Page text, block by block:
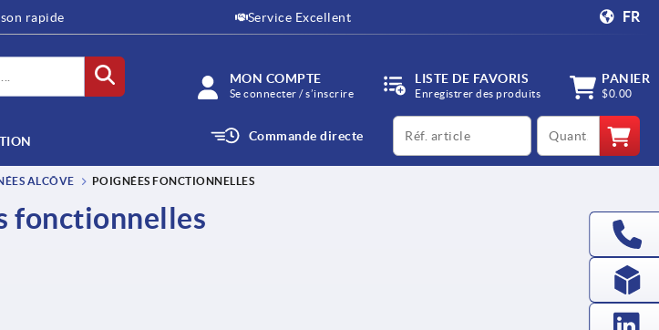
rapide Service Excellent FR
MON COMPTE
Se connecter / s’inscrire
LISTE DE FAVORIS
Enregistrer des produits
PANIER
$0.00
Commande directe
productCode qty
ALCÔVE POIGNÉES FONCTIONNELLES
fonctionnelles